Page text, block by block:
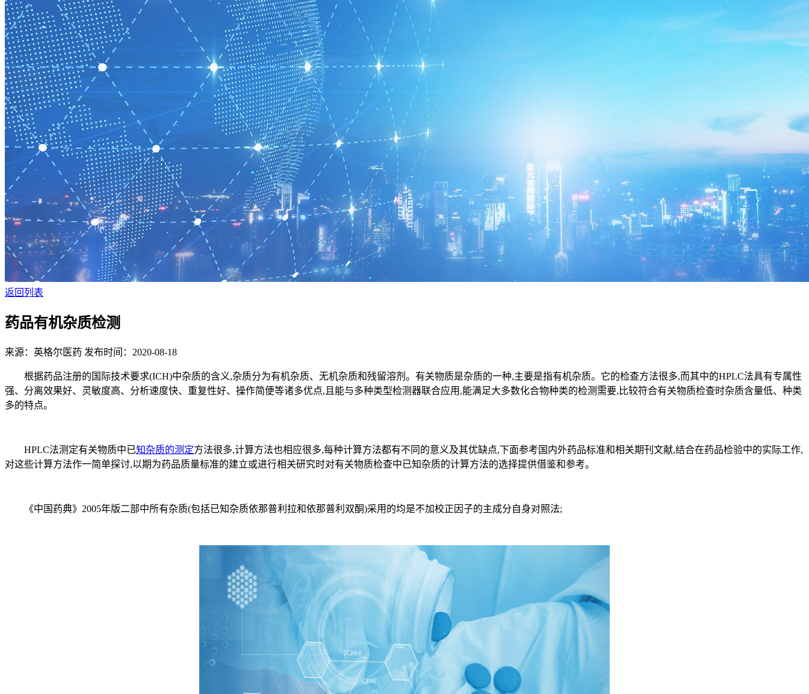
返回列表
药品有机杂质检测
来源：英格尔医药 发布时间：2020-08-18
根据药品注册的国际技术要求(ICH)中杂质的含义,杂质分为有机杂质、无机杂质和残留溶剂。有关物质是杂质的一种,主要是指有机杂质。它的检查方法很多,而其中的HPLC法具有专属性
强、分离效果好、灵敏度高、分析速度快、重复性好、操作简便等诸多优点,且能与多种类型检测器联合应用,能满足大多数化合物种类的检测需要,比较符合有关物质检查时杂质含量低、种类
多的特点。
HPLC法测定有关物质中已知杂质的测定方法很多,计算方法也相应很多,每种计算方法都有不同的意义及其优缺点,下面参考国内外药品标准和相关期刊文献,结合在药品检验中的实际工作,
对这些计算方法作一简单探讨,以期为药品质量标准的建立或进行相关研究时对有关物质检查中已知杂质的计算方法的选择提供借鉴和参考。
《中国药典》2005年版二部中所有杂质(包括已知杂质依那普利拉和依那普利双酮)采用的均是不加校正因子的主成分自身对照法;